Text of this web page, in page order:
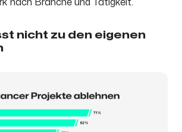
nach Branche und Tätigkeit.
nicht zu den eigenen